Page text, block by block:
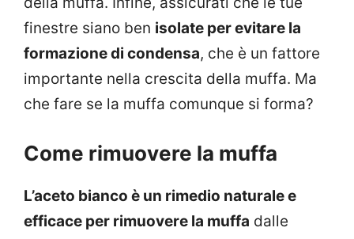
finestre siano ben isolate per evitare la
formazione di condensa, che è un fattore
importante nella crescita della muffa. Ma
che fare se la muffa comunque si forma?
Come rimuovere la muffa
L’aceto bianco è un rimedio naturale e
efficace per rimuovere la muffa dalle